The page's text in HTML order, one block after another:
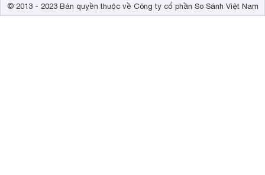
© 2013 - 2023 Bản quyền thuộc về Công ty cổ phần So Sánh Việt Nam